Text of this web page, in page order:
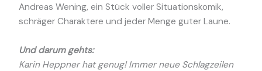
Andreas Wening, ein Stück voller Situationskomik,
schräger Charaktere und jeder Menge guter Laune.
Und darum gehts:
Karin Heppner hat genug! Immer neue Schlagzeilen